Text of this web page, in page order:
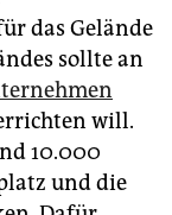
das Gelände
sollte an
will.
10.000
und die